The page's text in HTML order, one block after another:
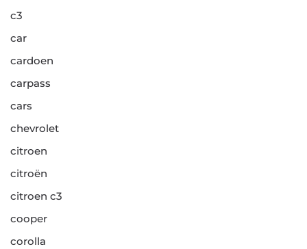
c3
car
cardoen
carpass
cars
chevrolet
citroen
citroën
citroen c3
cooper
corolla